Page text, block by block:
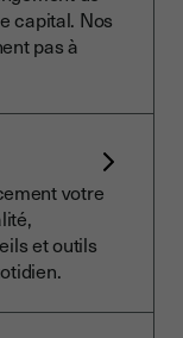
capital. Nos
pas à
votre
et outils